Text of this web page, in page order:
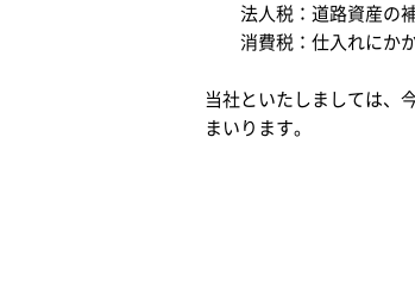
法人税：道路資産の補
消費税：仕入れにかか
当社といたしましては、
まいります。